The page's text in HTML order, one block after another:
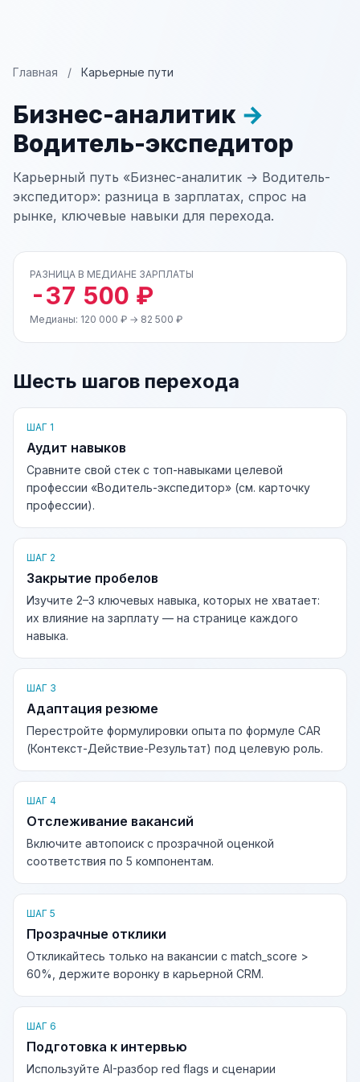
Главная / Карьерные пути
Бизнес-аналитик →
Водитель-экспедитор
Карьерный путь «Бизнес-аналитик → Водитель-
экспедитор»: разница в зарплатах, спрос на
рынке, ключевые навыки для перехода.
РАЗНИЦА В МЕДИАНЕ ЗАРПЛАТЫ
-37 500 ₽
Медианы: 120 000 ₽ → 82 500 ₽
Шесть шагов перехода
ШАГ 1
Аудит навыков
Сравните свой стек с топ-навыками целевой
профессии «Водитель-экспедитор» (см. карточку
профессии).
ШАГ 2
Закрытие пробелов
Изучите 2–3 ключевых навыка, которых не хватает:
их влияние на зарплату — на странице каждого
навыка.
ШАГ 3
Адаптация резюме
Перестройте формулировки опыта по формуле CAR
(Контекст-Действие-Результат) под целевую роль.
ШАГ 4
Отслеживание вакансий
Включите автопоиск с прозрачной оценкой
соответствия по 5 компонентам.
ШАГ 5
Прозрачные отклики
Откликайтесь только на вакансии с match_score >
60%, держите воронку в карьерной CRM.
ШАГ 6
Подготовка к интервью
Используйте AI-разбор red flags и сценарии